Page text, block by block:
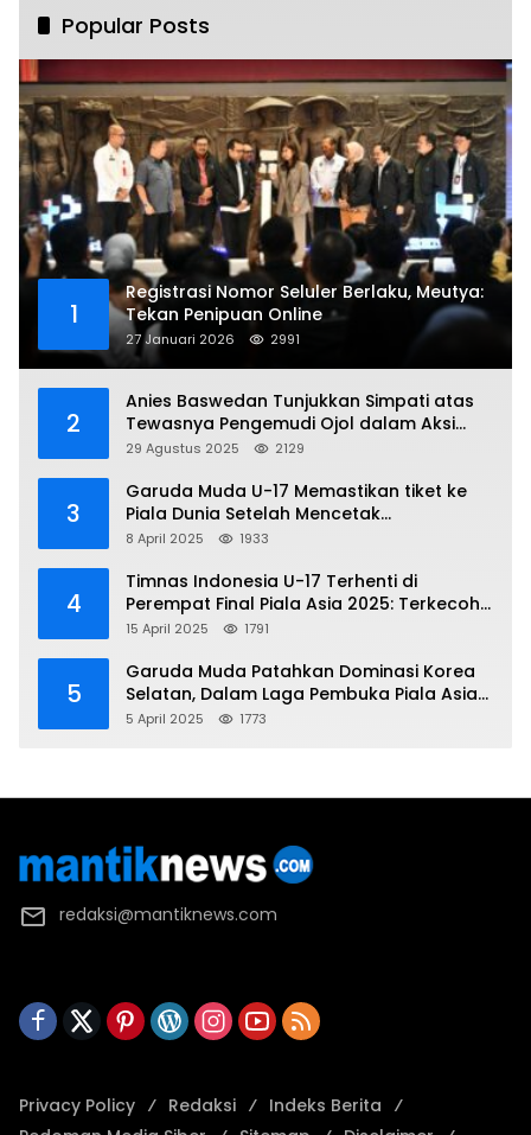
Popular Posts
1
Registrasi Nomor Seluler Berlaku, Meutya:
Tekan Penipuan Online
27 Januari 2026 2991
2
Anies Baswedan Tunjukkan Simpati atas
Tewasnya Pengemudi Ojol dalam Aksi
Demo
29 Agustus 2025 2129
3
Garuda Muda U-17 Memastikan tiket ke
Piala Dunia Setelah Mencetak
Kemenangan Gemilang atas Yaman 4-1 di
8 April 2025 1933
4
Timnas Indonesia U-17 Terhenti di
Perempat Final Piala Asia 2025: Terkecoh
Korea Utara
15 April 2025 1791
5
Garuda Muda Patahkan Dominasi Korea
Selatan, Dalam Laga Pembuka Piala Asia
2025 U-17
5 April 2025 1773
redaksi@mantiknews.com
Privacy Policy Redaksi
Indeks Berita